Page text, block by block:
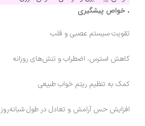
• خواص پیشگیری
تقویت سیستم عصبی و قلب
کاهش استرس، اضطراب و تنش‌های روزانه
کمک به تنظیم ریتم خواب طبیعی
افزایش حس آرامش و تعادل در طول شبانه‌روز